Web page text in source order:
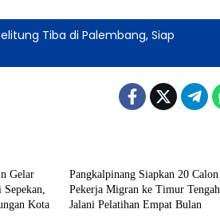
Tiba di Palembang, Siap
Gelar
Kota
Pangkalpinang Siapkan 20 Calon
Pekerja Migran ke Timur Tengah,
Jalani Pelatihan Empat Bulan
Pangkalpinang